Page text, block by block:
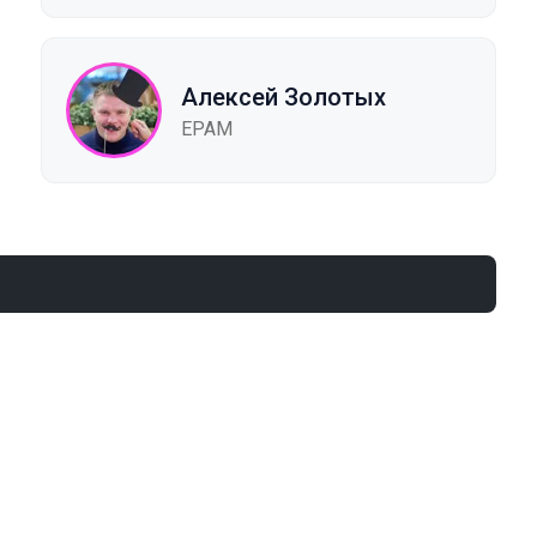
Алексей Золотых
EPAM